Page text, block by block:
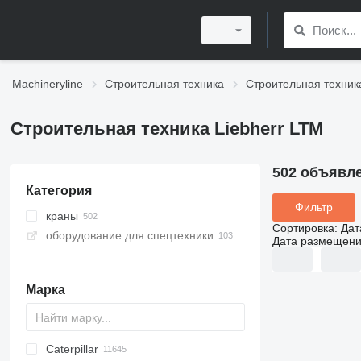
Machineryline Строительная техника Строительная
Строительная техника Liebherr LTM
Категория
краны
вездеходные краны
оборудование для спецтехники
Марка
Titan
AL
SP
AX
X-Series
AFW
HD
FlexiROC
1304
400 - series
BC
BG
BB
TW
463
GSH
Leonardo
AHK
K-series
CK
3.5
B-series
450
Caterpillar
502
Фильтр
Сортировка:
Дата